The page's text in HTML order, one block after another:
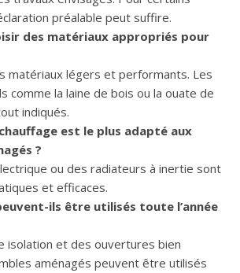
préalable peut suffire.
des matériaux appropriés pour
matériaux légers et performants. Les
comme la laine de bois ou la ouate de
indiqués.
est le plus adapté aux
?
ou des radiateurs à inertie sont
et efficaces.
ils être utilisés toute l’année
isolation et des ouvertures bien
aménagés peuvent être utilisés